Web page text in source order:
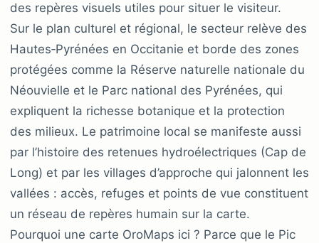
des repères visuels utiles pour situer le visiteur.
Sur le plan culturel et régional, le secteur relève des
Hautes‑Pyrénées en Occitanie et borde des zones
protégées comme la Réserve naturelle nationale du
Néouvielle et le Parc national des Pyrénées, qui
expliquent la richesse botanique et la protection
des milieux. Le patrimoine local se manifeste aussi
par l’histoire des retenues hydroélectriques (Cap de
Long) et par les villages d’approche qui jalonnent les
vallées : accès, refuges et points de vue constituent
un réseau de repères humain sur la carte.
Pourquoi une carte OroMaps ici ? Parce que le Pic